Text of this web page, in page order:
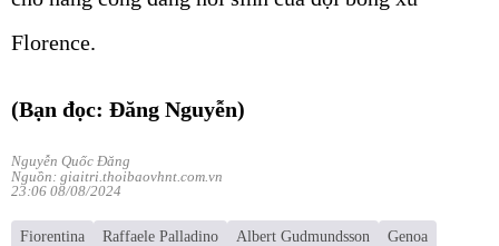
Florence.
(Bạn đọc: Đăng Nguyễn)
Nguyễn Quốc Đăng
Nguồn: giaitri.thoibaovhnt.com.vn
23:06 08/08/2024
Fiorentina Raffaele Palladino Albert Gudmundsson Genoa